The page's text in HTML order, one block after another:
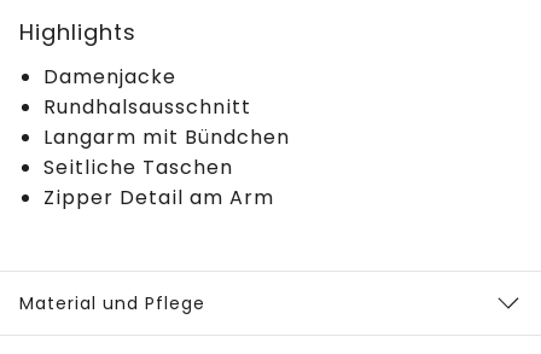
Highlights
Damenjacke
Rundhalsausschnitt
Langarm mit Bündchen
Seitliche Taschen
Zipper Detail am Arm
Material und Pflege